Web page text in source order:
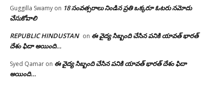
Guggilla Swamy on 18 సంవత్సరాలు నిండిన ప్రతి ఒక్కరూ ఓటరు నమోదు
చేసుకోవాలి
REPUBLIC HINDUSTAN on ఈ వైద్య సిబ్బంది చేసిన పనికి యావత్ భారత్
దేశం ఫిదా అయింది…
Syed Qamar on ఈ వైద్య సిబ్బంది చేసిన పనికి యావత్ భారత్ దేశం ఫిదా
అయింది…